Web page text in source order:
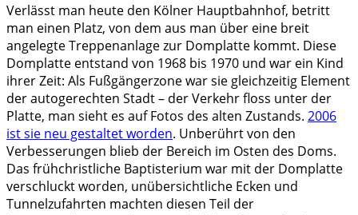
Verlässt man heute den Kölner Hauptbahnhof, betritt
man einen Platz, von dem aus man über eine breit
angelegte Treppenanlage zur Domplatte kommt. Diese
Domplatte entstand von 1968 bis 1970 und war ein Kind
ihrer Zeit: Als Fußgängerzone war sie gleichzeitig Element
der autogerechten Stadt – der Verkehr floss unter der
Platte, man sieht es auf Fotos des alten Zustands. 2006
ist sie neu gestaltet worden. Unberührt von den
Verbesserungen blieb der Bereich im Osten des Doms.
Das frühchristliche Baptisterium war mit der Domplatte
verschluckt worden, unübersichtliche Ecken und
Tunnelzufahrten machten diesen Teil der